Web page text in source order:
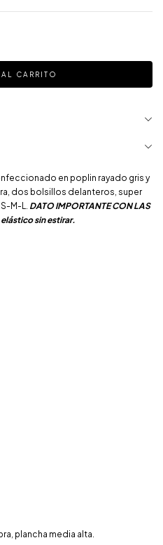
en poplin rayado gris y
dos bolsillos delanteros, super
M-L. DATO IMPORTANTE CON LAS
sin estirar.
plancha media alta.